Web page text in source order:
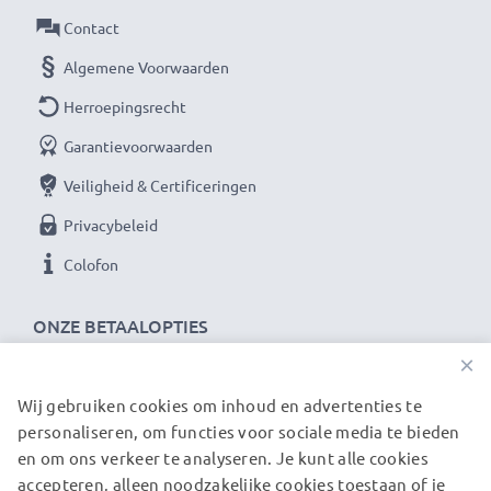
ONZE BETAALOPTIES
Contact
Algemene Voorwaarden
Herroepingsrecht
Garantievoorwaarden
Veiligheid & Certificeringen
Privacybeleid
Colofon
ONZE VERZENDPARTNERS
×
Wij gebruiken cookies om inhoud en advertenties te
personaliseren, om functies voor sociale media te bieden
en om ons verkeer te analyseren. Je kunt alle cookies
accepteren, alleen noodzakelijke cookies toestaan of je